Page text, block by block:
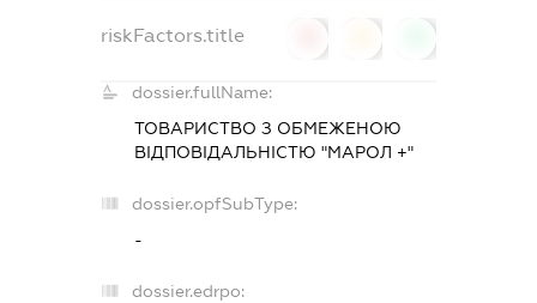
riskFactors.title
dossier.fullName:
ТОВАРИСТВО З ОБМЕЖЕНОЮ
ВІДПОВІДАЛЬНІСТЮ "МАРОЛ +"
dossier.opfSubType:
-
dossier.edrpo: